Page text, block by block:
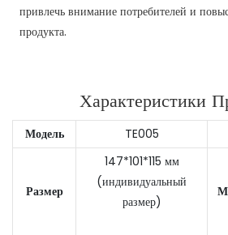
привлечь внимание потребителей и
продукта.
Характеристики
Модель TE005
Размер
147*101*115 мм
(индивидуальный
размер)